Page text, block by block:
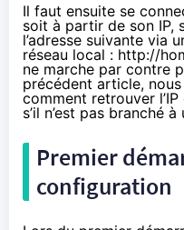
Il faut ensuite se
soit à partir de son IP,
l’adresse suivante via
réseau local : http://
ne marche par contre
précédent article,
comment retrouver
s’il n’est pas branché à
Premier
configuration